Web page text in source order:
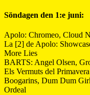
Söndagen den 1:e juni:
Apolo: Chromeo, Cloud
La [2] de Apolo:
More Lies
BARTS: Angel Olsen,
Els Vermuts del
Boogarins, Dum Dum
Ordeal